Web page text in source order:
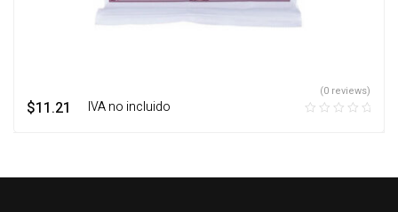
$11.21 ‎ ‎ ‎ IVA no incluido
(0 reviews)